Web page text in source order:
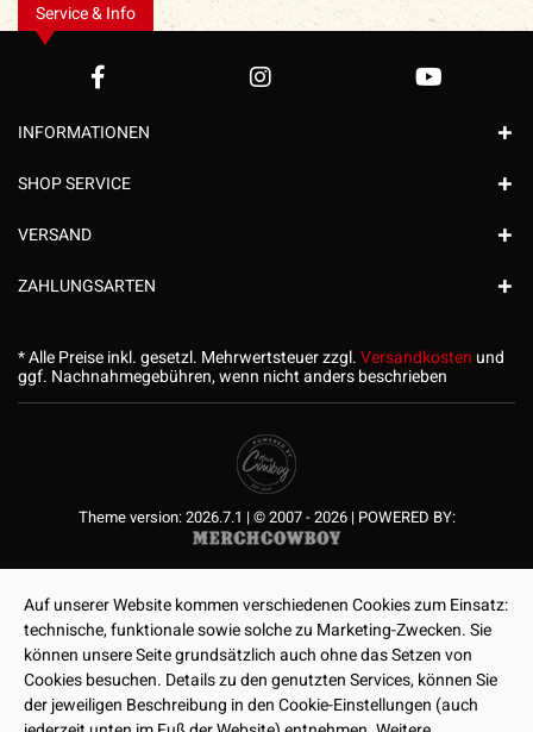
Service & Info
INFORMATIONEN
SHOP SERVICE
VERSAND
ZAHLUNGSARTEN
* Alle Preise inkl. gesetzl. Mehrwertsteuer zzgl.Versandkosten und
ggf. Nachnahmegebühren, wenn nicht anders beschrieben
Theme version: 2026.7.1 | © 2007 - 2026 | POWERED BY:
Auf unserer Website kommen verschiedenen Cookies zum Einsatz:
technische, funktionale sowie solche zu Marketing-Zwecken. Sie
können unsere Seite grundsätzlich auch ohne das Setzen von
Cookies besuchen. Details zu den genutzten Services, können Sie
der jeweiligen Beschreibung in den Cookie-Einstellungen (auch